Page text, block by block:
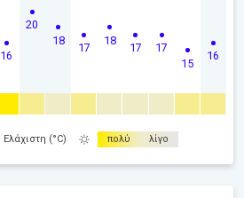
16
20
18
17
18
17 17
15
16
Ελάχιστη (°C) πολύ λίγο